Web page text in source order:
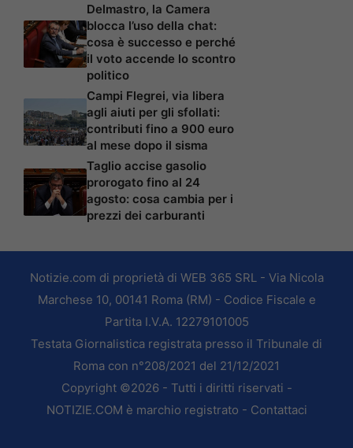
Delmastro, la Camera
blocca l’uso della chat:
cosa è successo e perché
il voto accende lo scontro
politico
Campi Flegrei, via libera
agli aiuti per gli sfollati:
contributi fino a 900 euro
al mese dopo il sisma
Taglio accise gasolio
prorogato fino al 24
agosto: cosa cambia per i
prezzi dei carburanti
Notizie.com di proprietà di WEB 365 SRL - Via Nicola
Marchese 10, 00141 Roma (RM) - Codice Fiscale e
Partita I.V.A. 12279101005
Testata Giornalistica registrata presso il Tribunale di
Roma con n°208/2021 del 21/12/2021
Copyright ©2026 - Tutti i diritti riservati -
NOTIZIE.COM è marchio registrato - Contattaci